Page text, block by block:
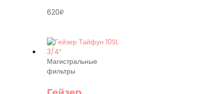
620₽
Магистральные
фильтры